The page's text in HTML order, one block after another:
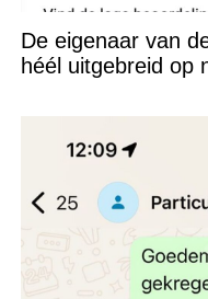
De eigenaar van
héél uitgebreid op